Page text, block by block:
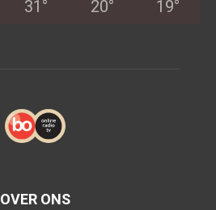
31 ° 20° 19°
OVER ONS